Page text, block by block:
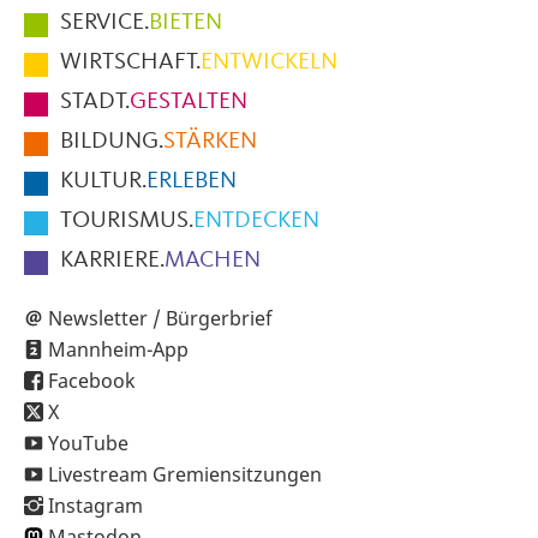
Hauptmenüpunkte
im
Fußbereich
der
Seite
SERVICE.BIETEN
WIRTSCHAFT.ENTWICKELN
STADT.GESTALTEN
BILDUNG.STÄRKEN
KULTUR.ERLEBEN
TOURISMUS.ENTDECKEN
KARRIERE.MACHEN
Newsletter / Bürgerbrief
Mannheim-App
Facebook
X
YouTube
Livestream Gremiensitzungen
Instagram